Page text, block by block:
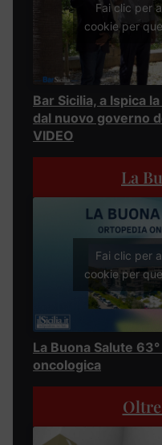
Fai clic per
cookie per
Bar Sicilia, a Ispica
dal nuovo governo
VIDEO
La
Fai clic per
cookie per
La Buona Salute
oncologica